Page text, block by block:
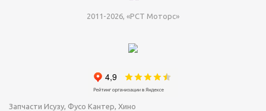
2011-2026, «РСТ Моторс»
Запчасти Исузу, Фусо Кантер, Хино